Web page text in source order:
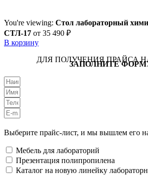
You're viewing: Стол лабораторный
СТЛ-17 от 35 490 ₽
В корзину
ДЛЯ ПОЛУЧЕНИЯ ПРАЙСА
ЗАПОЛНИТЕ
Выберите прайс-лист, и мы вышлем его
Мебель для лабораторий
Презентация полипропилена
Каталог на новую линейку